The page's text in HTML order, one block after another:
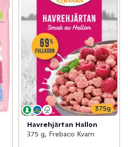
Havrehjärtan Hallon
375 g, Frebaco Kvarn